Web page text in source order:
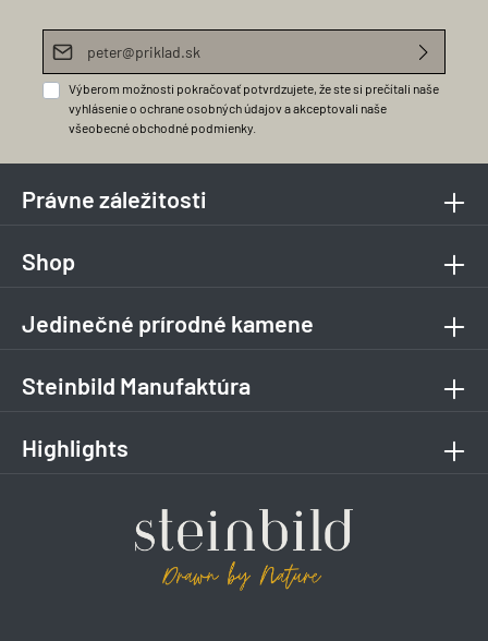
E-mailová adresa*
Výberom možnosti pokračovať potvrdzujete, že ste si prečítali naše
vyhlásenie o ochrane osobných údajova akceptovali naše
všeobecné obchodné podmienky
Právne záležitosti
Shop
Jedinečné prírodné kamene
Steinbild Manufaktúra
Highlights